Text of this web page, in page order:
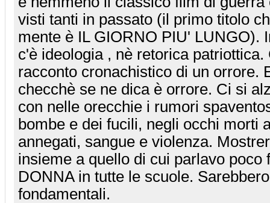
visti tanti in passato (il primo titolo
mente è IL GIORNO PIU' LUNGO).
c'è ideologia , nè retorica patriottica.
racconto cronachistico di un orrore.
checchè se ne dica è orrore. Ci si
con nelle orecchie i rumori
bombe e dei fucili, negli occhi morti
annegati, sangue e violenza.
insieme a quello di cui parlavo poco
DONNA in tutte le scuole.
fondamentali.